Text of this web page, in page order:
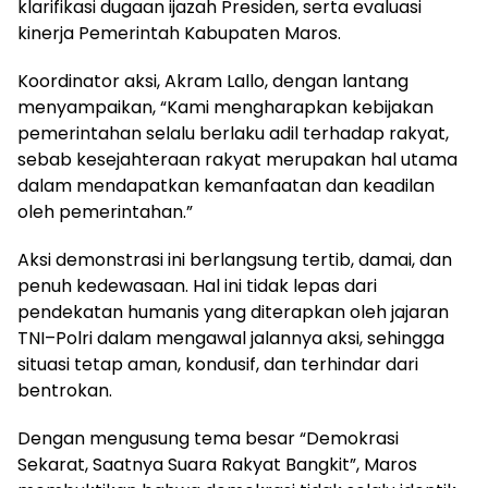
klarifikasi dugaan ijazah Presiden, serta evaluasi
kinerja Pemerintah Kabupaten Maros.
Koordinator aksi, Akram Lallo, dengan lantang
menyampaikan, “Kami mengharapkan kebijakan
pemerintahan selalu berlaku adil terhadap rakyat,
sebab kesejahteraan rakyat merupakan hal utama
dalam mendapatkan kemanfaatan dan keadilan
oleh pemerintahan.”
Aksi demonstrasi ini berlangsung tertib, damai, dan
penuh kedewasaan. Hal ini tidak lepas dari
pendekatan humanis yang diterapkan oleh jajaran
TNI–Polri dalam mengawal jalannya aksi, sehingga
situasi tetap aman, kondusif, dan terhindar dari
bentrokan.
Dengan mengusung tema besar “Demokrasi
Sekarat, Saatnya Suara Rakyat Bangkit”, Maros